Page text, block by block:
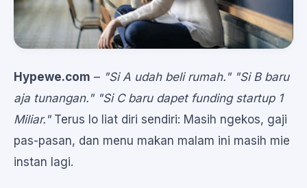
Hypewe.com – "Si A udah beli rumah." "Si B baru
aja tunangan." "Si C baru dapet funding startup 1
Miliar."Terus lo liat diri sendiri: Masih ngekos, gaji
pas-pasan, dan menu makan malam ini masih mie
instan lagi.